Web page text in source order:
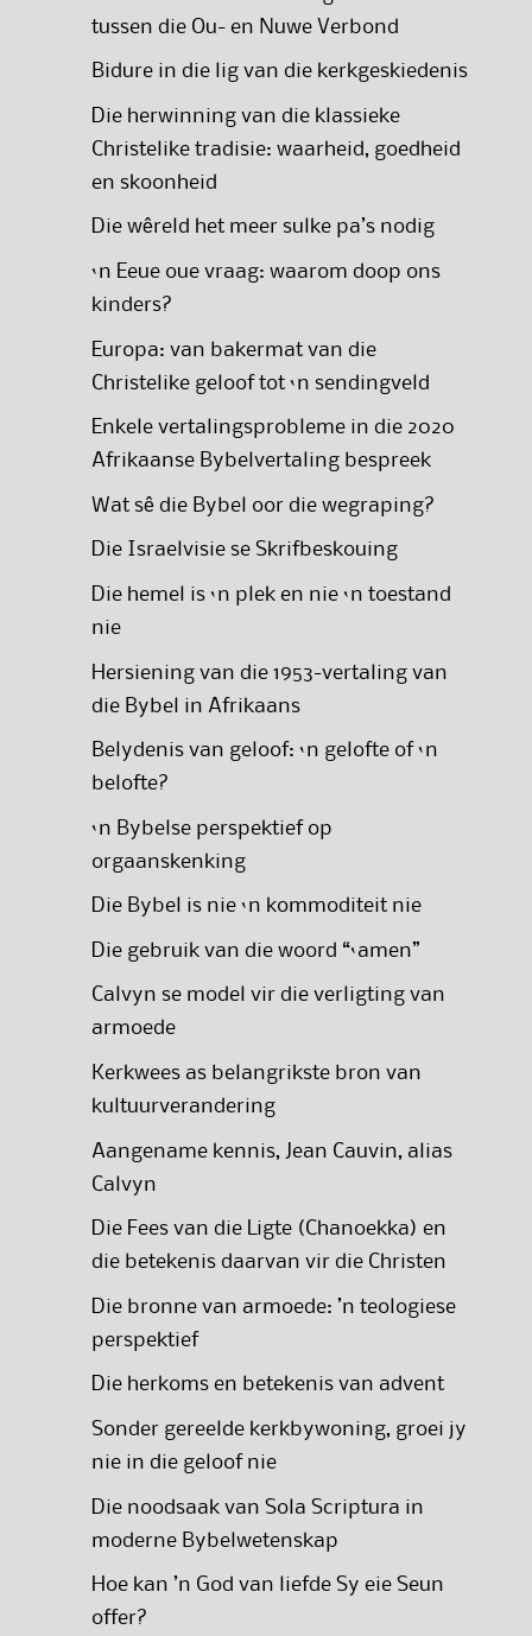
tussen die Ou- en Nuwe Verbond
Bidure in die lig van die kerkgeskiedenis
Die herwinning van die klassieke
Christelike tradisie: waarheid, goedheid
en skoonheid
Die wêreld het meer sulke pa’s nodig
‘n Eeue oue vraag: waarom doop ons
kinders?
Europa: van bakermat van die
Christelike geloof tot ‘n sendingveld
Enkele vertalingsprobleme in die 2020
Afrikaanse Bybelvertaling bespreek
Wat sê die Bybel oor die wegraping?
Die Israelvisie se Skrifbeskouing
Die hemel is ‘n plek en nie ‘n toestand
nie
Hersiening van die 1953-vertaling van
die Bybel in Afrikaans
Belydenis van geloof: ‘n gelofte of ‘n
belofte?
‘n Bybelse perspektief op
orgaanskenking
Die Bybel is nie ‘n kommoditeit nie
Die gebruik van die woord “‘amen”
Calvyn se model vir die verligting van
armoede
Kerkwees as belangrikste bron van
kultuurverandering
Aangename kennis, Jean Cauvin, alias
Calvyn
Die Fees van die Ligte (Chanoekka) en
die betekenis daarvan vir die Christen
Die bronne van armoede: ’n teologiese
perspektief
Die herkoms en betekenis van advent
Sonder gereelde kerkbywoning, groei jy
nie in die geloof nie
Die noodsaak van Sola Scriptura in
moderne Bybelwetenskap
Hoe kan ’n God van liefde Sy eie Seun
offer?